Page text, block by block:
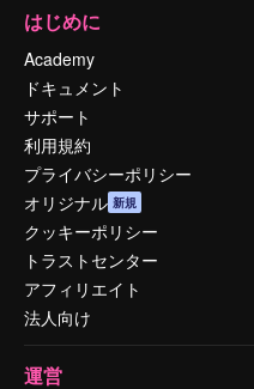
はじめに
Academy
ドキュメント
サポート
利用規約
プライバシーポリシー
オリジナル 新規
クッキーポリシー
トラストセンター
アフィリエイト
法人向け
運営